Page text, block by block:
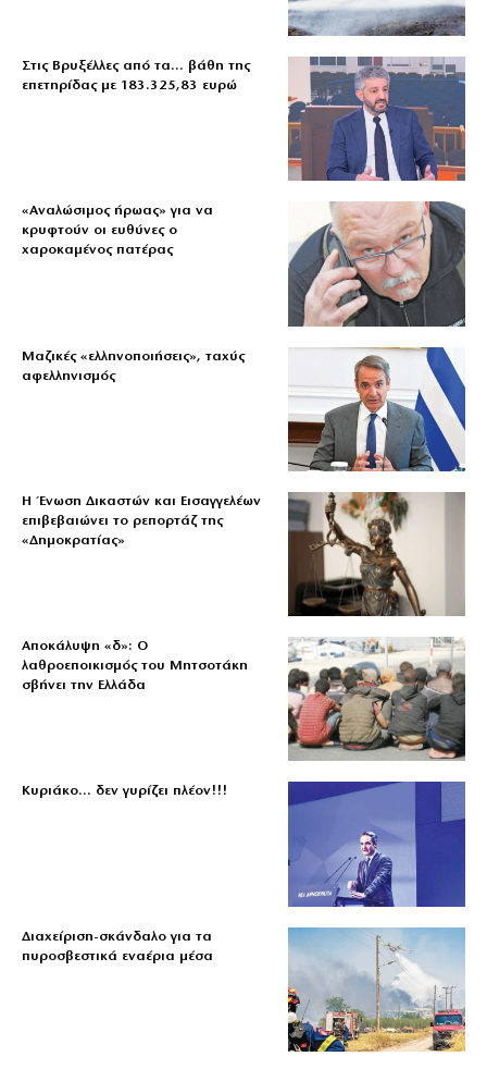
Στις Βρυξέλλες από τα… βάθη της
επετηρίδας με 183.325,83 ευρώ
«Aναλώσιμος ήρωας» για να
κρυφτούν οι ευθύνες ο
χαροκαμένος πατέρας
Μαζικές «ελληνοποιήσεις», ταχύς
αφελληνισμός
Η Ένωση Δικαστών και Εισαγγελέων
επιβεβαιώνει το ρεπορτάζ της
«Δημοκρατίας»
Αποκάλυψη «δ»: Ο
λαθροεποικισμός του Μητσοτάκη
σβήνει την Ελλάδα
Κυριάκο… δεν γυρίζει πλέον!!!
Διαχείριση-σκάνδαλο για τα
πυροσβεστικά εναέρια μέσα